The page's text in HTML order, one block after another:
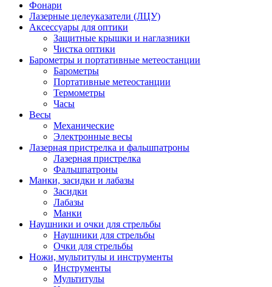
Фонари
Лазерные целеуказатели (ЛЦУ)
Аксессуары для оптики
Защитные крышки и наглазники
Чистка оптики
Барометры и портативные метеостанции
Барометры
Портативные метеостанции
Термометры
Часы
Весы
Механические
Электронные весы
Лазерная пристрелка и фальшпатроны
Лазерная пристрелка
Фальшпатроны
Манки, засидки и лабазы
Засидки
Лабазы
Манки
Наушники и очки для стрельбы
Наушники для стрельбы
Очки для стрельбы
Ножи, мультитулы и инструменты
Инструменты
Мультитулы